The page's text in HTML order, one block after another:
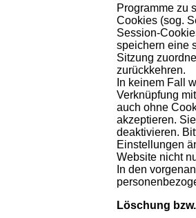
Programme zu
Cookies (sog.
Session-
speichern eine
Sitzung
zurückkehren.
In keinem Fall
Verknüpfung
auch ohne
akzeptieren.
deaktivieren.
Einstellungen
Website nicht
In den
Löschung